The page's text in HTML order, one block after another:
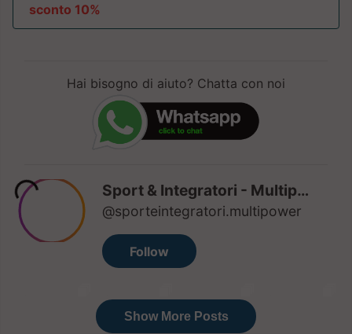
sconto 10%
Hai bisogno di aiuto? Chatta con noi